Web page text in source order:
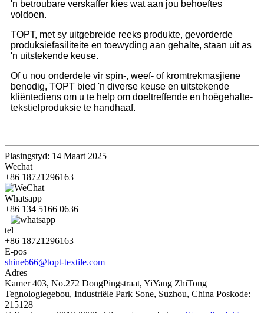
'n betroubare verskaffer kies wat aan jou behoeftes
voldoen.
TOPT, met sy uitgebreide reeks produkte, gevorderde
produksiefasiliteite en toewyding aan gehalte, staan ​​uit as
'n uitstekende keuse.
Of u nou onderdele vir spin-, weef- of kromtrekmasjiene
benodig, TOPT bied 'n diverse keuse en uitstekende
kliëntediens om u te help om doeltreffende en hoëgehalte-
tekstielproduksie te handhaaf.
Plasingstyd: 14 Maart 2025
Wechat
+86 18721296163
Whatsapp
+86 134 5166 0636
tel
+86 18721296163
E-pos
shine666@topt-textile.com
Adres
Kamer 403, No.272 DongPingstraat, YiYang ZhiTong
Tegnologiegebou, Industriële Park Sone, Suzhou, China Poskode:
215128